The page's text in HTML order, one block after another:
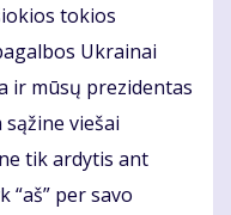
tokios
Ukrainai
ir mūsų prezidentas
viešai
tik ardytis ant
“aš” per savo